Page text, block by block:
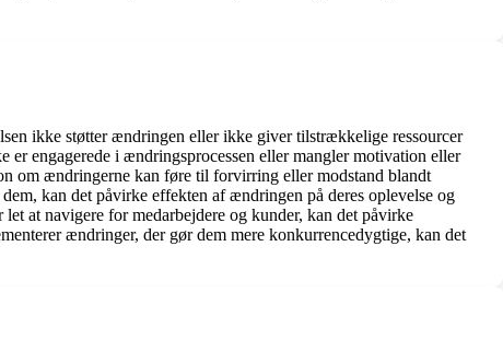
ikke støtter ændringen eller ikke giver tilstrækkelige ressourcer
engagerede i ændringsprocessen eller mangler motivation eller
om ændringerne kan føre til forvirring eller modstand blandt
kan det påvirke effekten af ændringen på deres oplevelse og
at navigere for medarbejdere og kunder, kan det påvirke
ændringer, der gør dem mere konkurrencedygtige, kan det